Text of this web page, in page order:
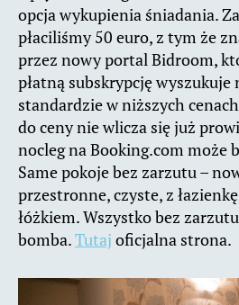
opcja wykupienia śniadania.
płaciliśmy 50 euro, z tym że
przez nowy portal Bidroom,
płatną subskrypcję wyszukuje
standardzie w niższych
do ceny nie wlicza się już
nocleg na Booking.com może
Same pokoje bez zarzutu –
przestronne, czyste, z
łóżkiem. Wszystko bez
bomba.Tutaj oficjalna strona.